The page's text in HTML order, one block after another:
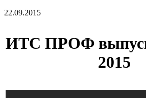
22.09.2015
ИТС ПРОФ
2015